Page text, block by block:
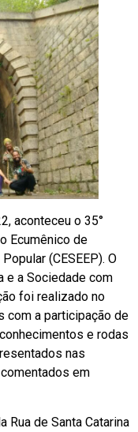
aconteceu o 35°
Ecumênico de
(CESEEP). O
e a Sociedade com
foi realizado no
com a participação de
e rodas
nas
em
Rua de Santa Catarina